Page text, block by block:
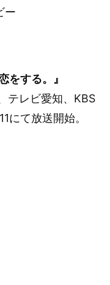
ー
をする。』
テレビ愛知、KBS
にて放送開始。